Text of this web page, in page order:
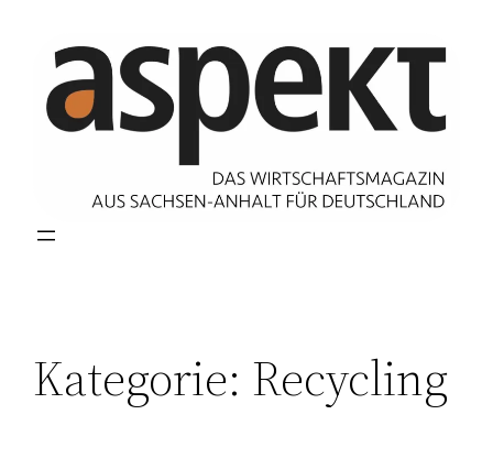
Inhalt
springen
Kategorie: Recycling